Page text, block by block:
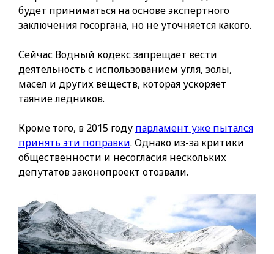
будет приниматься на основе экспертного
заключения госоргана, но не уточняется какого.
Сейчас Водный кодекс запрещает вести
деятельность с использованием угля, золы,
масел и других веществ, которая ускоряет
таяние ледников.
Кроме того, в 2015 году парламент уже пытался
принять эти поправки. Однако из-за критики
общественности и несогласия нескольких
депутатов законопроект отозвали.